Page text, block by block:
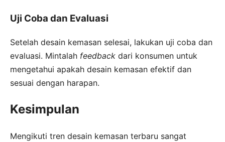
Uji Coba dan Evaluasi
Setelah desain kemasan selesai, lakukan uji coba dan
evaluasi. Mintalah feedback dari konsumen untuk
mengetahui apakah desain kemasan efektif dan
sesuai dengan harapan.
Kesimpulan
Mengikuti tren desain kemasan terbaru sangat